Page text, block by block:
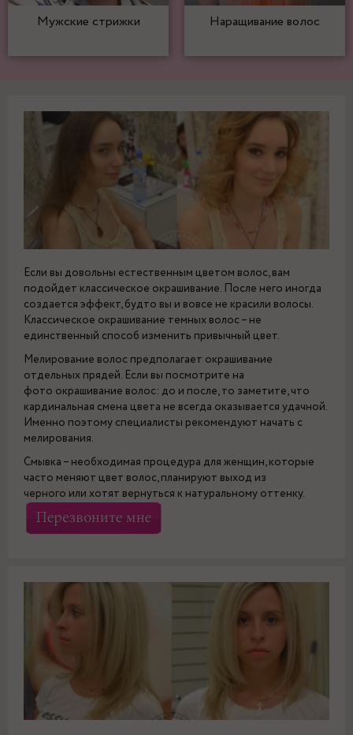
Мужские стрижки Наращивание волос
Если вы довольны естественным цветом волос, вам
подойдет классическое окрашивание. После него иногда
создается эффект, будто вы и вовсе не красили волосы.
Классическое окрашивание темных волос – не
единственный способ изменить привычный цвет.
Мелирование волос предполагает окрашивание
отдельных прядей. Если вы посмотрите на
фото окрашивание волос: до и после, то заметите, что
кардинальная смена цвета не всегда оказывается удачной.
Именно поэтому специалисты рекомендуют начать с
мелирования.
Смывка – необходимая процедура для женщин, которые
часто меняют цвет волос, планируют выход из
черного или хотят вернуться к натуральному оттенку.